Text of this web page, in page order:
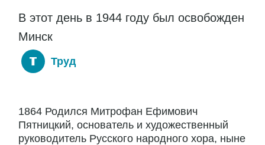
В этот день в 1944 году был освобожден
Минск
Труд
1864 Родился Митрофан Ефимович
Пятницкий, основатель и художественный
руководитель Русского народного хора, ныне